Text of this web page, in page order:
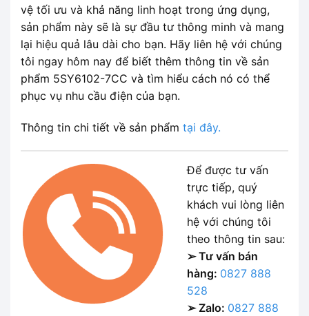
vệ tối ưu và khả năng linh hoạt trong ứng dụng,
sản phẩm này sẽ là sự đầu tư thông minh và mang
lại hiệu quả lâu dài cho bạn. Hãy liên hệ với chúng
tôi ngay hôm nay để biết thêm thông tin về sản
phẩm 5SY6102-7CC và tìm hiểu cách nó có thể
phục vụ nhu cầu điện của bạn.
Thông tin chi tiết về sản phẩm tại đây.
Để được tư vấn
trực tiếp, quý
khách vui lòng liên
hệ với chúng tôi
theo thông tin sau:
➢ Tư vấn bán
hàng: 0827 888
528
➢ Zalo: 0827 888